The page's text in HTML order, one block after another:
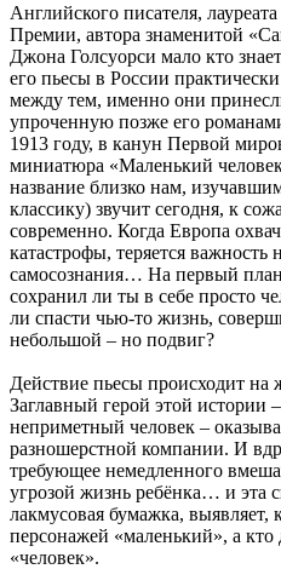
Английского писателя,
Премии, автора знаменитой
Джона Голсуорси мало кто
его пьесы в России
между тем, именно они
упроченную позже его
1913 году, в канун Первой
миниатюра «Маленький
название близко нам,
классику) звучит сегодня, к
современно. Когда Европа
катастрофы, теряется важность
самосознания… На первый
сохранил ли ты в себе просто
ли спасти чью-то жизнь,
небольшой – но подвиг?
Действие пьесы происходит на
Заглавный герой этой истории
неприметный человек –
разношерстной компании. И
требующее немедленного
угрозой жизнь ребёнка… и эта
лакмусовая бумажка, выявляет,
персонажей «маленький», а кто
«человек».